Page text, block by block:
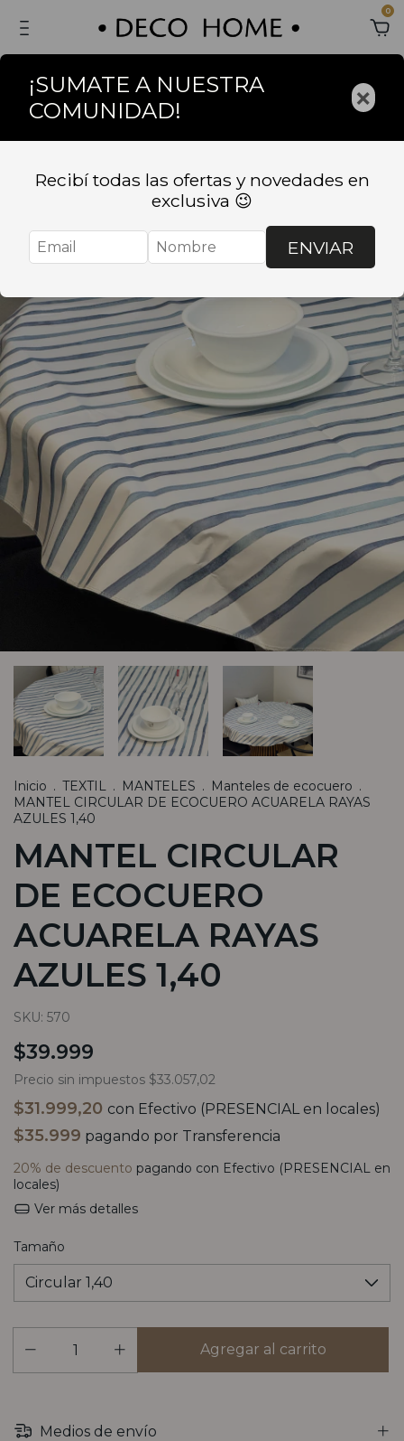
0
Inicio . TEXTIL . MANTELES . Manteles de ecocuero .
MANTEL CIRCULAR DE ECOCUERO ACUARELA RAYAS
AZULES 1,40
MANTEL CIRCULAR
DE ECOCUERO
ACUARELA RAYAS
AZULES 1,40
SKU: 570
$39.999
Precio sin impuestos $33.057,02
$31.999,20 con Efectivo (PRESENCIAL en locales)
$35.999 pagando por Transferencia
20% de descuento pagando con Efectivo (PRESENCIAL en
locales)
Ver más detalles
Tamaño
Medios de envío
¡SUMATE A NUESTRA
COMUNIDAD!
×
Recibí todas las ofertas y novedades en
exclusiva 😉
ENVIAR